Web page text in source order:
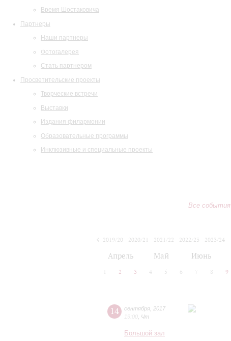
Время Шостаковича
Партнеры
Наши партнеры
Фотогалерея
Стать партнером
Просветительские проекты
Творческие встречи
Выставки
Издания филармонии
Образовательные программы
Инклюзивные и специальные проекты
Все события
2019/20
2020/21 2021/22 2022/23
2023/24
Апрель Май Июнь
2 3 4 5 6 7 8 9
14 сентября 2017
19:00 Чт
Большой зал